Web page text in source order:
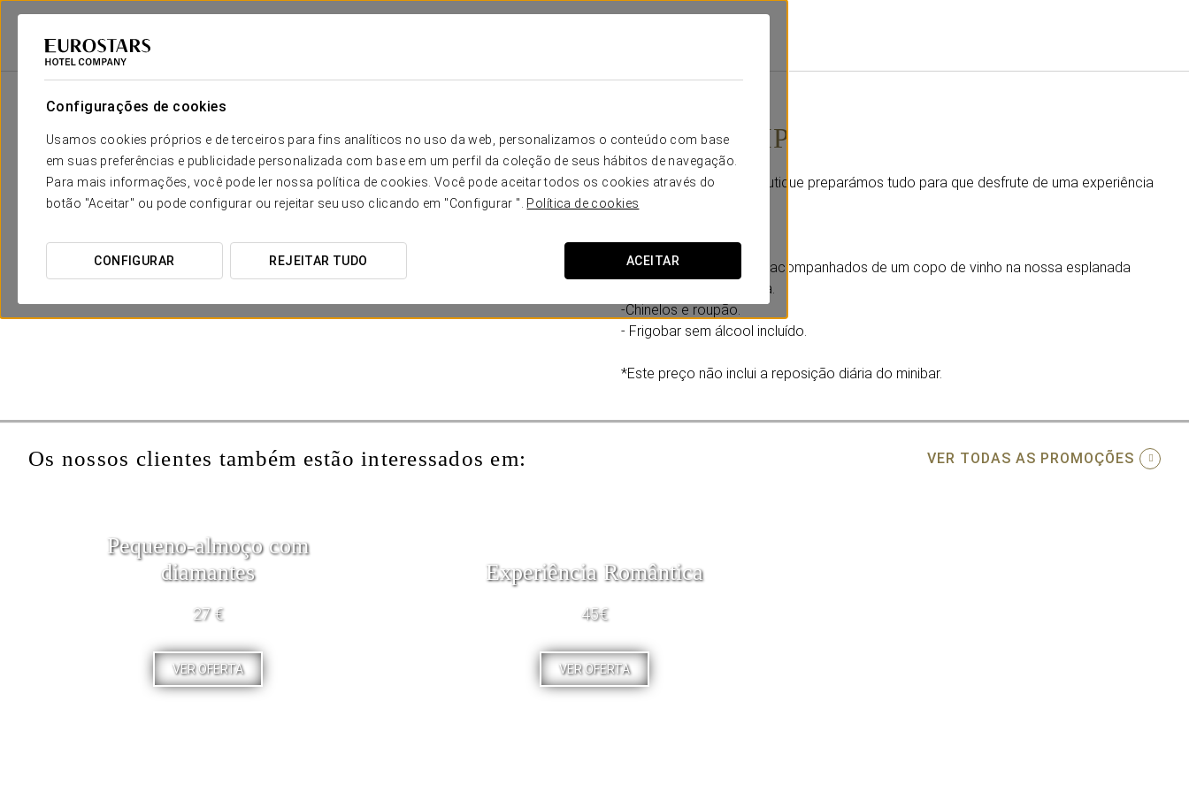
Configurações de cookies
Usamos cookies próprios e de terceiros para fins analíticos no uso da web, personalizamos o conteúdo com base
em suas preferências e publicidade personalizada com base em um perfil da coleção de seus hábitos de navegação.
Para mais informações, você pode ler nossa política de cookies. Você pode aceitar todos os cookies através do
botão "Aceitar" ou pode configurar ou rejeitar seu uso clicando em "Configurar ". Política de cookies
CONFIGURAR REJEITAR TUDO ACEITAR
Eurostars Hotel Company
Eurostars VIP
No Eurostars Sevilla Boutique preparámos tudo para que desfrute de uma experiência
inesquecível.
Inclui:
-Tabuleiro de aperitivos acompanhados de um copo de vinho na nossa esplanada
com vista para a Giralda.
-Chinelos e roupão.
- Frigobar sem álcool incluído.
*Este preço não inclui a reposição diária do minibar.
Os nossos clientes também estão interessados em: VER TODAS AS PROMOÇÕES
Pequeno-almoço com
diamantes
27 €
VER OFERTA
Experiência Romântica
45€
VER OFERTA